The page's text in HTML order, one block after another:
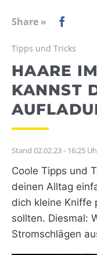
WEBRADIO
Share »
Tipps und Tricks
HAARE
KANNST
Stand 02.02.23 - 16:25
Coole Tipps und
deinen Alltag
dich kleine Kniffe
sollten. Diesmal:
Stromschlägen